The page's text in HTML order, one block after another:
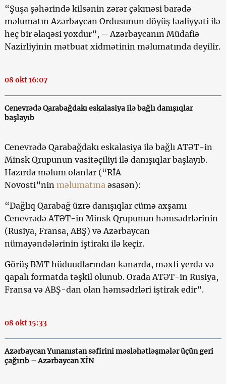
“Şuşa şəhərində kilsənin zərər çəkməsi barədə
məlumatın Azərbaycan Ordusunun döyüş fəaliyyəti ilə
heç bir əlaqəsi yoxdur”, – Azərbaycanın Müdafiə
Nazirliyinin mətbuat xidmətinin məlumatında deyilir.
08 okt 16:07
Cenevrədə Qarabağdakı eskalasiya ilə bağlı danışıqlar
başlayıb
Cenevrədə Qarabağdakı eskalasiya ilə bağlı ATƏT-in
Minsk Qrupunun vasitəçiliyi ilə danışıqlar başlayıb.
Hazırda məlum olanlar (“RİA
Novosti”nin məlumatına əsasən):
“Dağlıq Qarabağ üzrə danışıqlar cümə axşamı
Cenevrədə ATƏT-in Minsk Qrupunun həmsədrlərinin
(Rusiya, Fransa, ABŞ) və Azərbaycan
nümayəndələrinin iştirakı ilə keçir.
Görüş BMT hüduudlarından kənarda, məxfi yerdə və
qapalı formatda təşkil olunub. Orada ATƏT-in Rusiya,
Fransa və ABŞ-dan olan həmsədrləri iştirak edir”.
08 okt 15:33
Azərbaycan Yunanıstan səfirini məsləhətləşmələr üçün geri
çağırıb – Azərbaycan XİN